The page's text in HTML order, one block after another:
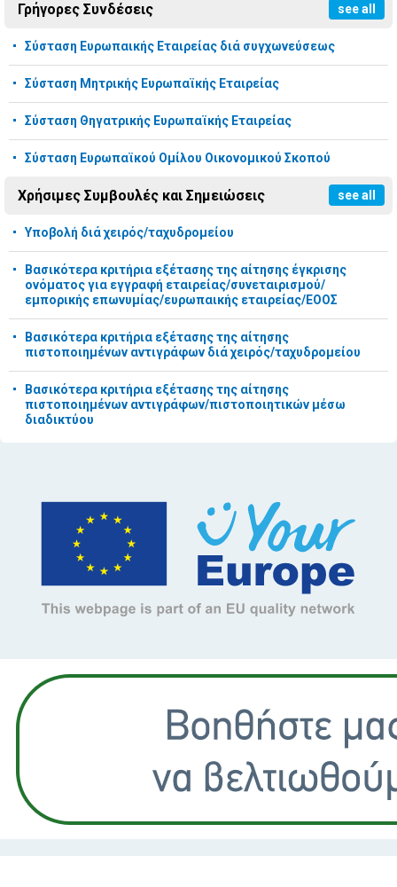
Γρήγορες Συνδέσεις see all
Σύσταση Ευρωπαικής Εταιρείας διά συγχωνεύσεως
Σύσταση Μητρικής Ευρωπαϊκής Εταιρείας
Σύσταση Θηγατρικής Ευρωπαϊκής Εταιρείας
Σύσταση Ευρωπαϊκού Ομίλου Οικονομικού Σκοπού
Χρήσιμες Συμβουλές και Σημειώσεις see all
Υποβολή διά χειρός/ταχυδρομείου
Βασικότερα κριτήρια εξέτασης της αίτησης έγκρισης
ονόματος για εγγραφή εταιρείας/συνεταιρισμού/
εμπορικής επωνυμίας/ευρωπαικής εταιρείας/ΕΟΟΣ
Βασικότερα κριτήρια εξέτασης της αίτησης
πιστοποιημένων αντιγράφων διά χειρός/ταχυδρομείου
Βασικότερα κριτήρια εξέτασης της αίτησης
πιστοποιημένων αντιγράφων/πιστοποιητικών μέσω
διαδικτύου